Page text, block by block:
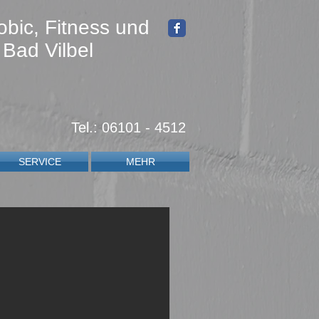
Fitness und
Vilbel
Tel.: 06101 - 4512
SERVICE MEHR